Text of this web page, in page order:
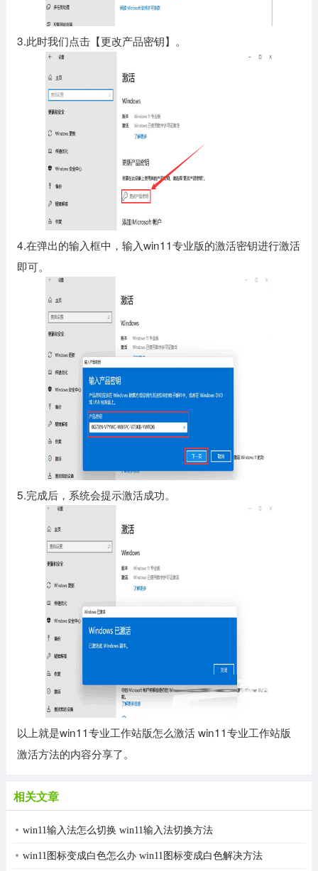
3.此时我们点击【更改产品密钥】。
4.在弹出的输入框中，输入win11专业版的激活密钥进行激活
即可。
5.完成后，系统会提示激活成功。
以上就是win11专业工作站版怎么激活 win11专业工作站版
激活方法的内容分享了。
相关文章
win11输入法怎么切换 win11输入法切换方法
win11图标变成白色怎么办 win11图标变成白色解决方法